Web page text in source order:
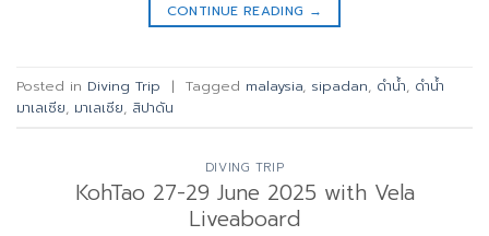
CONTINUE READING →
Posted in Diving Trip | Tagged malaysia, sipadan, ดำน้ำ, ดำน้ำ
มาเลเซีย, มาเลเซีย, สิปาดัน
DIVING TRIP
KohTao 27-29 June 2025 with Vela
Liveaboard